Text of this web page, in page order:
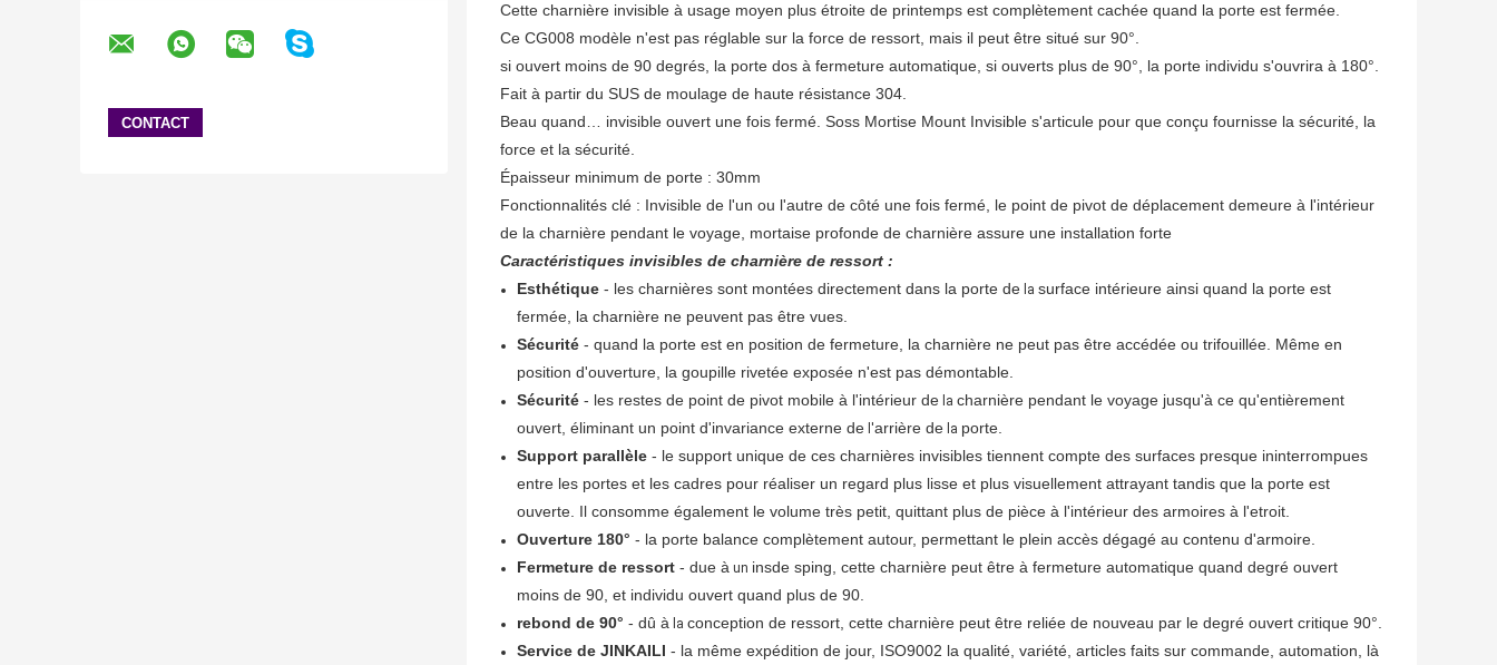
Cette charnière invisible à usage moyen plus étroite de printemps est complètement cachée quand la porte est fermée.
Ce CG008 modèle n'est pas réglable sur la force de ressort, mais il peut être situé sur 90°.
si ouvert moins de 90 degrés, la porte dos à fermeture automatique, si ouverts plus de 90°, la porte individu s'ouvrira à 180°.
Fait à partir du SUS de moulage de haute résistance 304.
Beau quand… invisible ouvert une fois fermé. Soss Mortise Mount Invisible s'articule pour que conçu fournisse la sécurité, la
force et la sécurité.
Épaisseur minimum de porte : 30mm
Fonctionnalités clé : Invisible de l'un ou l'autre de côté une fois fermé, le point de pivot de déplacement demeure à l'intérieur
de la charnière pendant le voyage, mortaise profonde de charnière assure une installation forte
Caractéristiques invisibles de charnière de ressort :
Esthétique - les charnières sont montées directement dans la porte de la surface intérieure ainsi quand la porte est
fermée, la charnière ne peuvent pas être vues.
Sécurité - quand la porte est en position de fermeture, la charnière ne peut pas être accédée ou trifouillée. Même en
position d'ouverture, la goupille rivetée exposée n'est pas démontable.
Sécurité - les restes de point de pivot mobile à l'intérieur de la charnière pendant le voyage jusqu'à ce qu'entièrement
ouvert, éliminant un point d'invariance externe de l'arrière de la porte.
Support parallèle - le support unique de ces charnières invisibles tiennent compte des surfaces presque ininterrompues
entre les portes et les cadres pour réaliser un regard plus lisse et plus visuellement attrayant tandis que la porte est
ouverte. Il consomme également le volume très petit, quittant plus de pièce à l'intérieur des armoires à l'etroit.
Ouverture 180° - la porte balance complètement autour, permettant le plein accès dégagé au contenu d'armoire.
Fermeture de ressort - due à un insde sping, cette charnière peut être à fermeture automatique quand degré ouvert
moins de 90, et individu ouvert quand plus de 90.
rebond de 90° - dû à la conception de ressort, cette charnière peut être reliée de nouveau par le degré ouvert critique 90°.
Service de JINKAILI - la même expédition de jour, ISO9002 la qualité, variété, articles faits sur commande, automation, là